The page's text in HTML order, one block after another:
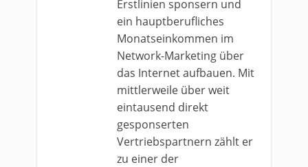
Erstlinien sponsern und
ein hauptberufliches
Monatseinkommen im
Network-Marketing über
das Internet aufbauen. Mit
mittlerweile über weit
eintausend direkt
gesponserten
Vertriebspartnern zählt er
zu einer der